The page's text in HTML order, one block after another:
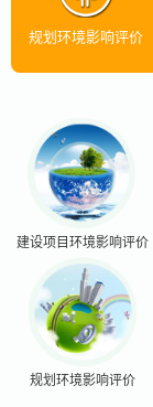
规划环境影响评价
建设项目环境影响评价
规划环境影响评价